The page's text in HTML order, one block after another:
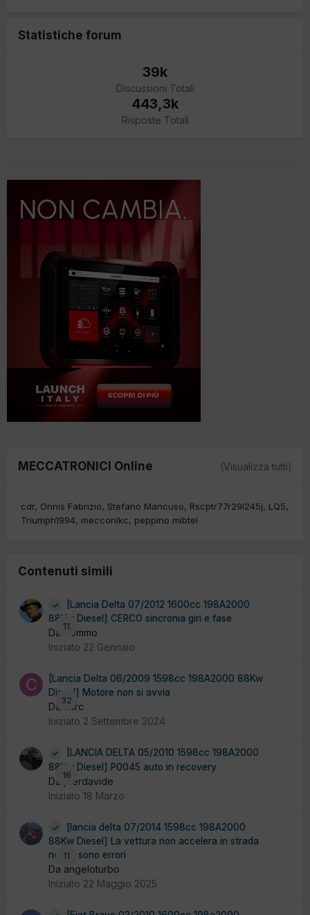
Statistiche forum
39k
Discussioni Totali
443,3k
Risposte Totali
MECCATRONICI Online (Visualizza tutti)
cdr Onnis Fabrizio Stefano Mancuso Rscptr77r29l245j
LQ5
Triumph1994
mecconikc peppino mibtel
Contenuti simili
11
[Lancia Delta 07/2012 1600cc 198A2000
88Kw Diesel] CERCO sincronia giri e fase
Da Tommo
Iniziato 22 Gennaio
32
[Lancia Delta 06/2009 1598cc 198A2000 88Kw
Diesel] Motore non si avvia
Da carc
Iniziato 2 Settembre 2024
16
[LANCIA DELTA 05/2010 1598cc 198A2000
88Kw Diesel] P0045 auto in recovery
Da pierdavide
Iniziato 18 Marzo
11
[lancia delta 07/2014 1598cc 198A2000
88Kw Diesel] La vettura non accelera in strada
non ci sono errori
Da angeloturbo
Iniziato 22 Maggio 2025